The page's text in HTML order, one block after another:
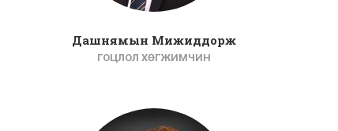
Дашнямын Мижиддорж
ГОЦЛОЛ ХӨГЖИМЧИН